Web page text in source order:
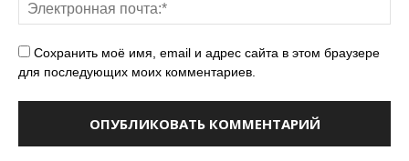
Сохранить моё имя, email и адрес сайта в этом браузере
для последующих моих комментариев.